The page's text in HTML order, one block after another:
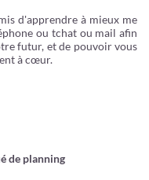
d'apprendre à mieux me
ou tchat ou mail afin
futur, et de pouvoir vous
à cœur.
de planning